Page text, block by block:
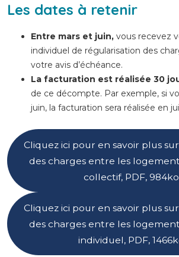
Les dates à retenir
Entre mars et juin, vous recevez
individuel de régularisation des
votre avis d’échéance.
La facturation est réalisée 30
de ce décompte. Par exemple, si
juin, la facturation sera réalisée en
Cliquez ici pour en savoir plus
des charges entre les
collectif, PDF,
Cliquez ici pour en savoir plus
des charges entre les
individuel, PDF,